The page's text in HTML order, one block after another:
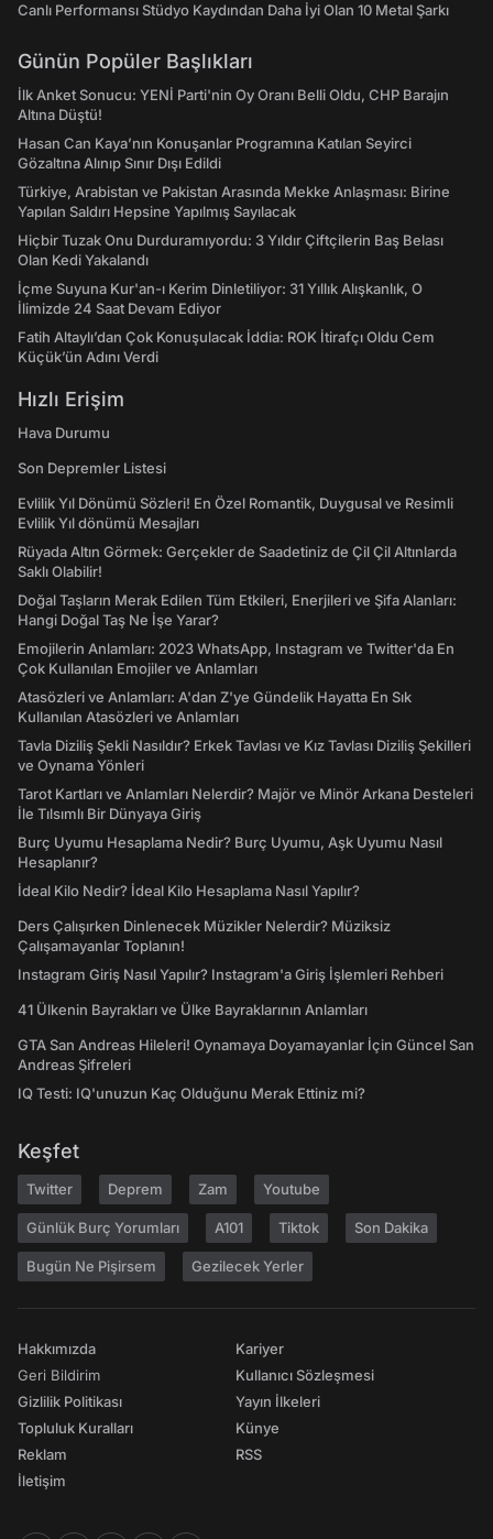
Canlı Performansı Stüdyo Kaydından Daha İyi Olan 10 Metal Şarkı
Günün Popüler Başlıkları
İlk Anket Sonucu: YENİ Parti'nin Oy Oranı Belli Oldu, CHP Barajın
Altına Düştü!
Hasan Can Kaya’nın Konuşanlar Programına Katılan Seyirci
Gözaltına Alınıp Sınır Dışı Edildi
Türkiye, Arabistan ve Pakistan Arasında Mekke Anlaşması: Birine
Yapılan Saldırı Hepsine Yapılmış Sayılacak
Hiçbir Tuzak Onu Durduramıyordu: 3 Yıldır Çiftçilerin Baş Belası
Olan Kedi Yakalandı
İçme Suyuna Kur'an-ı Kerim Dinletiliyor: 31 Yıllık Alışkanlık, O
İlimizde 24 Saat Devam Ediyor
Fatih Altaylı’dan Çok Konuşulacak İddia: ROK İtirafçı Oldu Cem
Küçük’ün Adını Verdi
Hızlı Erişim
Hava Durumu
Son Depremler Listesi
Evlilik Yıl Dönümü Sözleri! En Özel Romantik, Duygusal ve Resimli
Evlilik Yıl dönümü Mesajları
Rüyada Altın Görmek: Gerçekler de Saadetiniz de Çil Çil Altınlarda
Saklı Olabilir!
Doğal Taşların Merak Edilen Tüm Etkileri, Enerjileri ve Şifa Alanları:
Hangi Doğal Taş Ne İşe Yarar?
Emojilerin Anlamları: 2023 WhatsApp, Instagram ve Twitter'da En
Çok Kullanılan Emojiler ve Anlamları
Atasözleri ve Anlamları: A'dan Z'ye Gündelik Hayatta En Sık
Kullanılan Atasözleri ve Anlamları
Tavla Diziliş Şekli Nasıldır? Erkek Tavlası ve Kız Tavlası Diziliş Şekilleri
ve Oynama Yönleri
Tarot Kartları ve Anlamları Nelerdir? Majör ve Minör Arkana Desteleri
İle Tılsımlı Bir Dünyaya Giriş
Burç Uyumu Hesaplama Nedir? Burç Uyumu, Aşk Uyumu Nasıl
Hesaplanır?
İdeal Kilo Nedir? İdeal Kilo Hesaplama Nasıl Yapılır?
Ders Çalışırken Dinlenecek Müzikler Nelerdir? Müziksiz
Çalışamayanlar Toplanın!
Instagram Giriş Nasıl Yapılır? Instagram'a Giriş İşlemleri Rehberi
41 Ülkenin Bayrakları ve Ülke Bayraklarının Anlamları
GTA San Andreas Hileleri! Oynamaya Doyamayanlar İçin Güncel San
Andreas Şifreleri
IQ Testi: IQ'unuzun Kaç Olduğunu Merak Ettiniz mi?
Keşfet
Twitter Deprem Zam Youtube
Günlük Burç Yorumları A101 Tiktok Son Dakika
Bugün Ne Pişirsem Gezilecek Yerler
Hakkımızda
Geri Bildirim
Gizlilik Politikası
Topluluk Kuralları
Reklam
İletişim
Kariyer
Kullanıcı Sözleşmesi
Yayın İlkeleri
Künye
RSS